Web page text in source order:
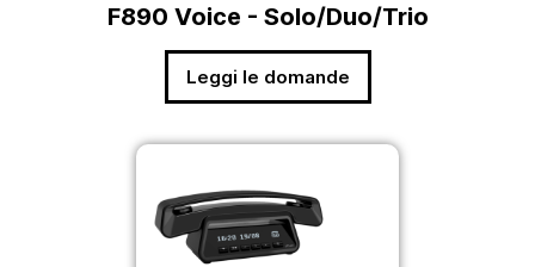
F890 Voice - Solo/Duo/Trio
Leggi le domande